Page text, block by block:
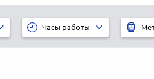
Часы работы